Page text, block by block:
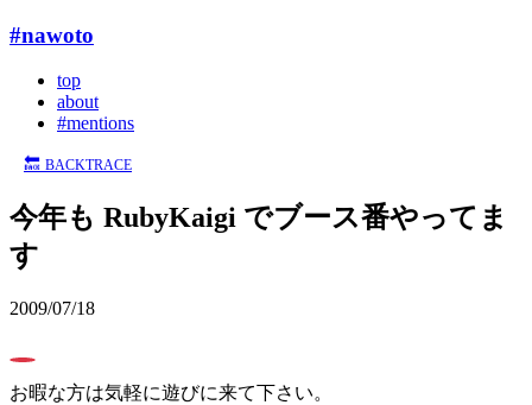
#nawoto
top
about
#mentions
🔙 BACKTRACE
今年も RubyKaigi でブース番やってま
す
2009/07/18
お暇な方は気軽に遊びに来て下さい。